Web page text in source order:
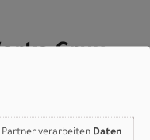
Crux
12r
verarbeiten Daten